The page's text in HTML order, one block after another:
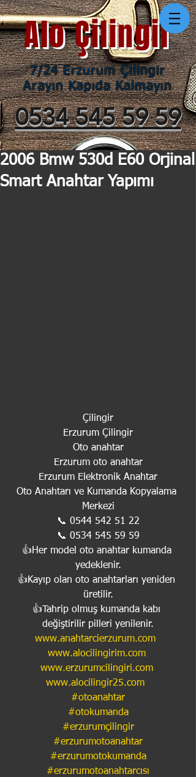
0534 545 59 59
Alo Çilingir
7/24 Erzurum Çilingir
Arayın Kapıda Kalmayın
2006 Bmw 530d E60 Orjinal
Smart Anahtar Yapımı
Çilingir
Erzurum Çilingir
Oto anahtar
Erzurum oto anahtar
Erzurum Elektronik Anahtar
Oto Anahtarı ve Kumanda Kopyalama
Merkezi
📞 0544 542 51 22
📞 0534 545 59 59
👍Her model oto anahtar kumanda
yedeklenir.
👍Kayıp olan oto anahtarları yeniden
üretilir.
👍Tahrip olmuş kumanda kabı
değiştirilir pilleri yenilenir.
www.anahtarcierzurum.com
www.alocilingirim.com
www.erzurumcilingiri.com
www.alocilingir25.com
#otoanahtar
#otokumanda
#erzurumçilingir
#erzurumotoanahtar
#erzurumotokumanda
#erzurumotoanahtarcısı